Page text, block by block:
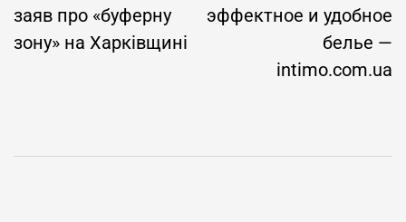
заяв про «буферну
зону» на Харківщині
эффектное и удобное
белье —
intimo.com.ua